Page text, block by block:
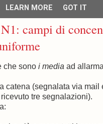
campi di
che sono i media ad
catena (segnalata via mail
tre segnalazioni).
LEARN MORE GOT IT